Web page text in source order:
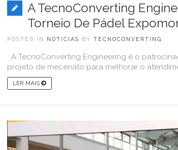
A TecnoConverting
Torneio De Pádel
POSTED IN NOTICIAS BY TECNOCONVERTING
A TecnoConverting Engineering é o
projeto de mecenato para melhorar o
LER MAIS